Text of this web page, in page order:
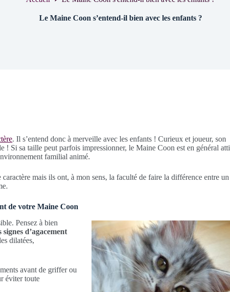
Le Maine Coon s’entend-il bien avec les enfants ?
. Il s’entend donc à merveille avec les enfants ! Curieux et joueur, son
! Si sa taille peut parfois impressionner, le Maine Coon est en général
familial animé.
mais ils ont, à mon sens, la faculté de faire la différence entre un
de votre Maine Coon
Pensez à bien
signes d’agacement
dilatées,
avant de griffer ou
éviter toute